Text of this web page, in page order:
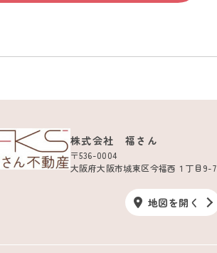
株式会社 福さん
〒536-0004
大阪府大阪市城東区今福西１丁目9-7
地図を開く